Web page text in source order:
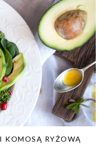
KOMOSĄ RYŻOWĄ